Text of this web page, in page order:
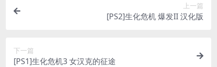
上一篇
[PS2]生化危机 爆发II 汉化版
下一篇
[PS1]生化危机3 女汉克的征途